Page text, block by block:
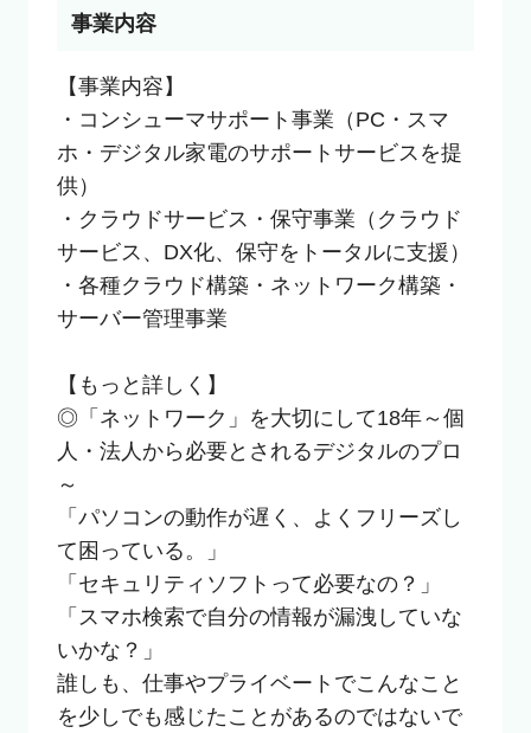
事業内容
【事業内容】
・コンシューマサポート事業（PC・スマ
ホ・デジタル家電のサポートサービスを提
供）
・クラウドサービス・保守事業（クラウド
サービス、DX化、保守をトータルに支援）
・各種クラウド構築・ネットワーク構築・
サーバー管理事業
【もっと詳しく】
◎「ネットワーク」を大切にして18年～個
人・法人から必要とされるデジタルのプロ
～
「パソコンの動作が遅く、よくフリーズし
て困っている。」
「セキュリティソフトって必要なの？」
「スマホ検索で自分の情報が漏洩していな
いかな？」
誰しも、仕事やプライベートでこんなこと
を少しでも感じたことがあるのではないで